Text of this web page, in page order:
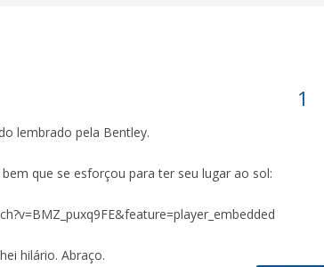
lembrado pela Bentley.
que se esforçou para ter seu lugar ao sol:
hilário. Abraço.